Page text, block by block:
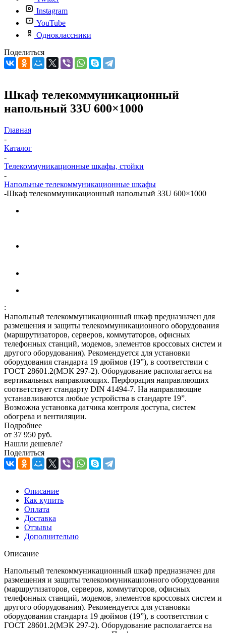
Instagram
YouTube
Одноклассники
Поделиться
Шкаф телекоммуникационный
напольный 33U 600×1000
Главная
-
Каталог
-
Телекоммуникационные шкафы, стойки
-
Напольные телекоммуникационные шкафы
-Шкаф телекоммуникационный напольный 33U 600×1000
:
Напольный телекоммуникационный шкаф предназначен для
размещения и защиты телекоммуникационного оборудования
(маршрутизаторов, серверов, коммутаторов, офисных
телефонных станций, модемов, элементов кроссовых систем и
другого оборудования). Рекомендуется для установки
оборудования стандарта 19 дюймов (19”), в соответствии с
ГОСТ 28601.2(МЭК 297-2). Оборудование располагается на
вертикальных направляющих. Перфорация направляющих
соответствует стандарту DIN 41494-7. На направляющие
устанавливаются любые устройства в стандарте 19”.
Возможна установка датчика контроля доступа, систем
обогрева и вентиляции.
Подробнее
от 37 950 руб.
Нашли дешевле?
Поделиться
Описание
Как купить
Оплата
Доставка
Отзывы
Дополнительно
Описание
Напольный телекоммуникационный шкаф предназначен для
размещения и защиты телекоммуникационного оборудования
(маршрутизаторов, серверов, коммутаторов, офисных
телефонных станций, модемов, элементов кроссовых систем и
другого оборудования). Рекомендуется для установки
оборудования стандарта 19 дюймов (19”), в соответствии с
ГОСТ 28601.2(МЭК 297-2). Оборудование располагается на